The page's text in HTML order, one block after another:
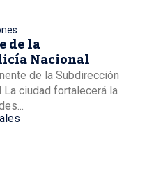
de la
Nacional
de la Subdirección
La ciudad fortalecerá la